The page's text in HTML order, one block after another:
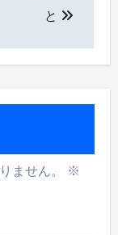
と
ません。
※